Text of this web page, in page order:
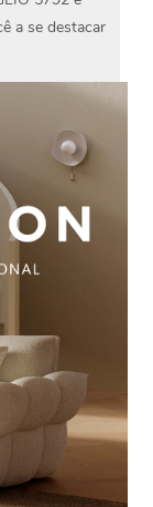
a se destacar